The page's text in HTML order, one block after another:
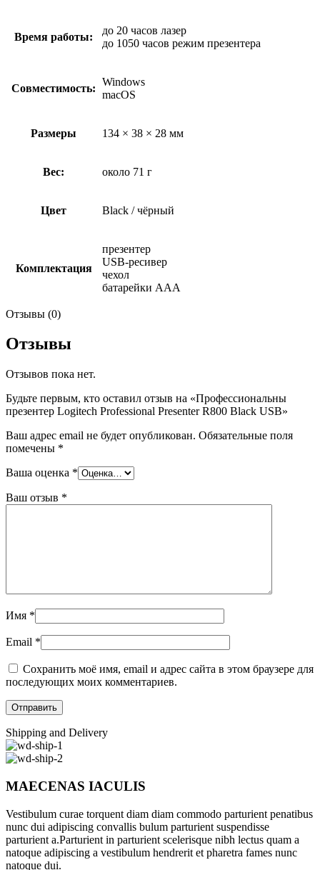
Время работы:
до 20 часов лазер
до 1050 часов режим презентера
Совместимость:
Windows
macOS
Размеры 134 × 38 × 28 мм
Вес: около 71 г
Цвет Black / чёрный
Комплектация
презентер
USB-ресивер
чехол
батарейки AAA
Отзывы (0)
Отзывы
Отзывов пока нет.
Будьте первым, кто оставил отзыв на «Профессиональны
презентер Logitech Professional Presenter R800 Black USB»
Ваш адрес email не будет опубликован. Обязательные поля
помечены *
Ваша оценка *
Ваш отзыв *
Имя *
Email *
Сохранить моё имя, email и адрес сайта в этом браузере для
последующих моих комментариев.
Shipping and Delivery
MAECENAS IACULIS
Vestibulum curae torquent diam diam commodo parturient penatibus
nunc dui adipiscing convallis bulum parturient suspendisse
parturient a.Parturient in parturient scelerisque nibh lectus quam a
natoque adipiscing a vestibulum hendrerit et pharetra fames nunc
natoque dui.